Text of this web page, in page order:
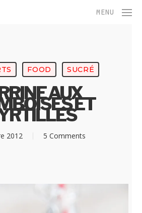
MENU
FOOD SUCRÉ
AUXET
2012 5 Comments